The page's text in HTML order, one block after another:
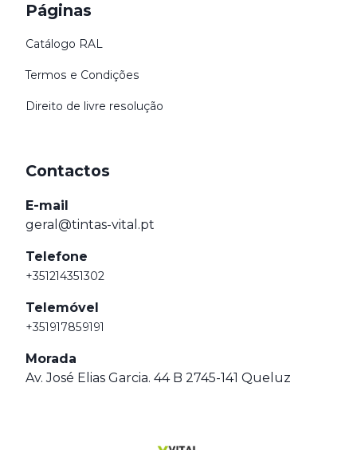
Páginas
Catálogo RAL
Termos e Condições
Direito de livre resolução
Contactos
E-mail
geral@tintas-vital.pt
Telefone
+351214351302
Telemóvel
+351917859191
Morada
Av. José Elias Garcia. 44 B 2745-141 Queluz